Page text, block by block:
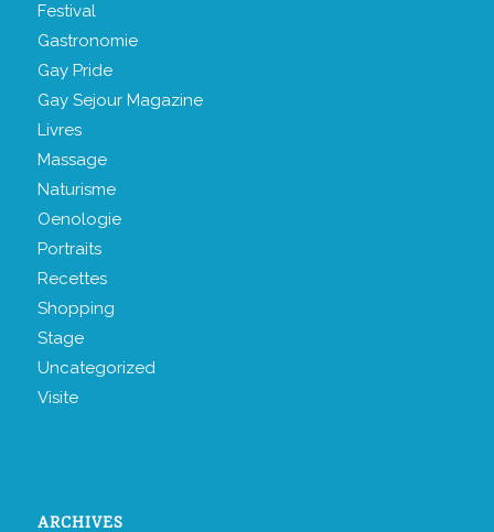
Festival
Gastronomie
Gay Pride
Gay Sejour Magazine
Livres
Massage
Naturisme
Oenologie
Portraits
Recettes
Shopping
Stage
Uncategorized
Visite
ARCHIVES